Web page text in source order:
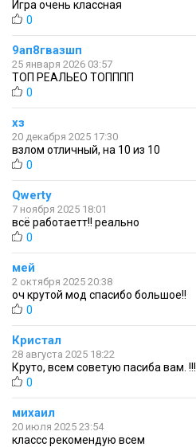
Игра очень классная
0
9ап8гвазшп
25 января 2026 03:57
ТОП РЕАЛЬЕО ТОПППП
0
хз
20 декабря 2025 17:30
взлом отличный, на 10 из 10
0
Qwerty
7 ноября 2025 18:01
всё работаетт!! реально
0
мей
2 октября 2025 20:38
оч крутой мод спасибо большое!!
0
Кристал
28 августа 2025 18:22
Круто, всем советую пасиба вам. !!!
0
михаил
20 июля 2025 23:54
классс рекомендую всем